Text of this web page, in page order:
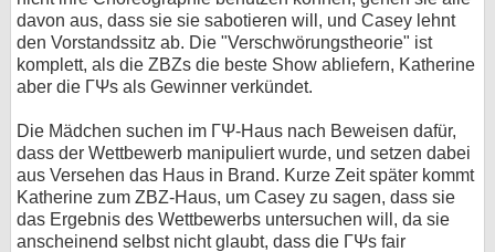
davon aus, dass sie sie sabotieren will, und Casey lehnt
den Vorstandssitz ab. Die "Verschwörungstheorie" ist
komplett, als die ZBZs die beste Show abliefern, Katherine
aber die ΓΨs als Gewinner verkündet.
Die Mädchen suchen im ΓΨ-Haus nach Beweisen dafür,
dass der Wettbewerb manipuliert wurde, und setzen dabei
aus Versehen das Haus in Brand. Kurze Zeit später kommt
Katherine zum ZBZ-Haus, um Casey zu sagen, dass sie
das Ergebnis des Wettbewerbs untersuchen will, da sie
anscheinend selbst nicht glaubt, dass die ΓΨs fair